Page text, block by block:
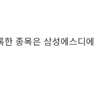
종목은 삼성에스디